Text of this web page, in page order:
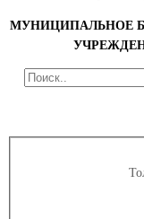
МУНИЦИПАЛЬНОЕ